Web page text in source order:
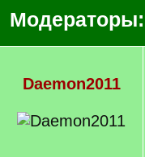
Модераторы:
Daemon2011